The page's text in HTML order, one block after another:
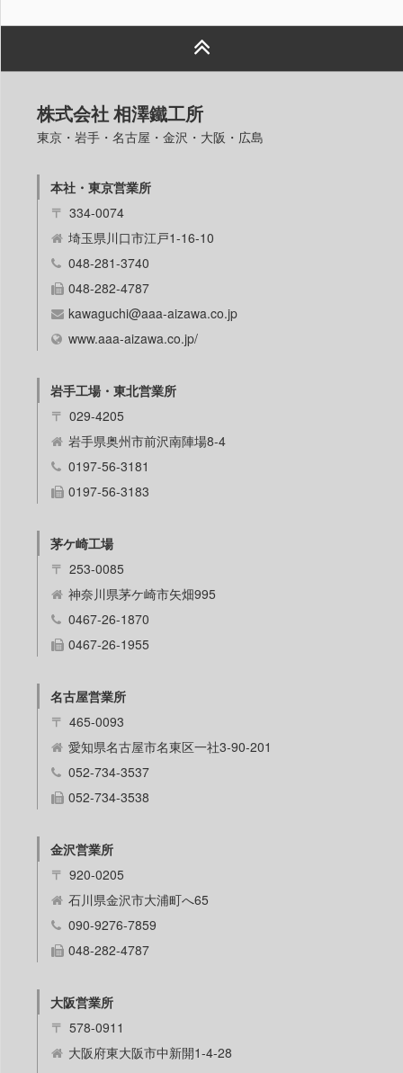
株式会社 相澤鐵工所
東京・岩手・名古屋・金沢・大阪・広島
本社・東京営業所
〒 334-0074
埼玉県川口市江戸1-16-10
048-281-3740
048-282-4787
kawaguchi@aaa-aizawa.co.jp
www.aaa-aizawa.co.jp/
岩手工場・東北営業所
〒 029-4205
岩手県奥州市前沢南陣場8-4
0197-56-3181
0197-56-3183
茅ケ崎工場
〒 253-0085
神奈川県茅ケ崎市矢畑995
0467-26-1870
0467-26-1955
名古屋営業所
〒 465-0093
愛知県名古屋市名東区一社3-90-201
052-734-3537
052-734-3538
金沢営業所
〒 920-0205
石川県金沢市大浦町へ65
090-9276-7859
048-282-4787
大阪営業所
〒 578-0911
大阪府東大阪市中新開1-4-28